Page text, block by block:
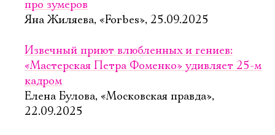
про зумеров
Яна Жиляева, «Forbes», 25.09.2025
Извечный приют влюбленных и гениев:
«Мастерская Петра Фоменко» удивляет 25-м
кадром
Елена Булова, «Московская правда»,
22.09.2025